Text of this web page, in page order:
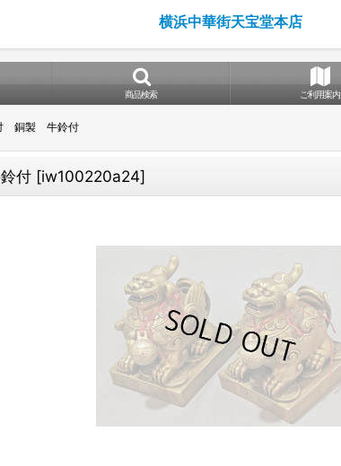
横浜中華街天宝堂本店
商品検索 ご利用案内
銅製 牛鈴付
付 [iw100220a24]